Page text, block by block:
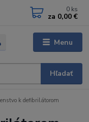
Menu
Hľadať
0 ks
za 0,00 €
k defibrilátorom